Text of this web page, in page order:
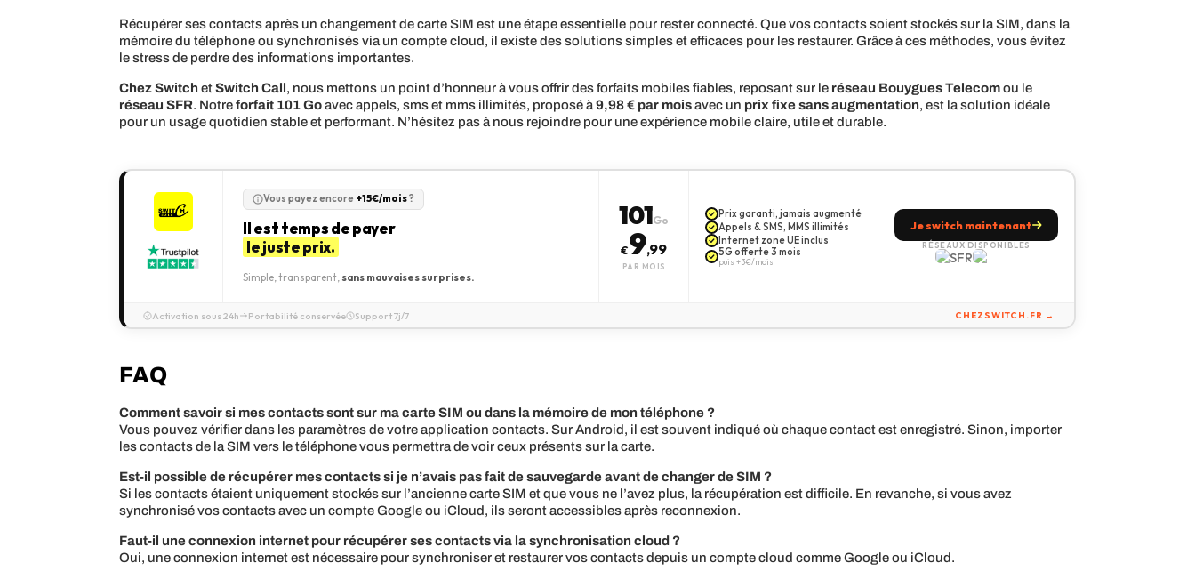
Récupérer ses contacts après un changement de carte SIM est une étape essentielle pour rester connecté. Que vos contacts soient stockés sur la SIM, dans la
mémoire du téléphone ou synchronisés via un compte cloud, il existe des solutions simples et efficaces pour les restaurer. Grâce à ces méthodes, vous évitez
le stress de perdre des informations importantes.
Chez Switch etSwitch Call, nous mettons un point d’honneur à vous offrir des forfaits mobiles fiables, reposant sur le réseau Bouygues Telecomou le
réseau SFR. Notreforfait 101 Goavec appels, sms et mms illimités, proposé à9,98 € par moisavec un prix fixe sans augmentation, est la solution idéale
pour un usage quotidien stable et performant. N’hésitez pas à nous rejoindre pour une expérience mobile claire, utile et durable.
Vous payez encore +15€/mois?
Il est temps de payer
le juste prix.
Simple, transparent, sans mauvaises surprises.
101Go
€9,99
PAR MOIS
Prix garanti, jamais augmenté
Appels & SMS, MMS illimités
Internet zone UE inclus
5G offerte 3 mois
puis +3€/mois
Je switch maintenant
RÉSEAUX DISPONIBLES
Activation sous 24h Portabilité conservée Support 7j/7 CHEZSWITCH.FR →
FAQ
Comment savoir si mes contacts sont sur ma carte SIM ou dans la mémoire de mon téléphone ?
Vous pouvez vérifier dans les paramètres de votre application contacts. Sur Android, il est souvent indiqué où chaque contact est enregistré. Sinon, importer
les contacts de la SIM vers le téléphone vous permettra de voir ceux présents sur la carte.
Est-il possible de récupérer mes contacts si je n’avais pas fait de sauvegarde avant de changer de SIM ?
Si les contacts étaient uniquement stockés sur l’ancienne carte SIM et que vous ne l’avez plus, la récupération est difficile. En revanche, si vous avez
synchronisé vos contacts avec un compte Google ou iCloud, ils seront accessibles après reconnexion.
Faut-il une connexion internet pour récupérer ses contacts via la synchronisation cloud ?
Oui, une connexion internet est nécessaire pour synchroniser et restaurer vos contacts depuis un compte cloud comme Google ou iCloud.